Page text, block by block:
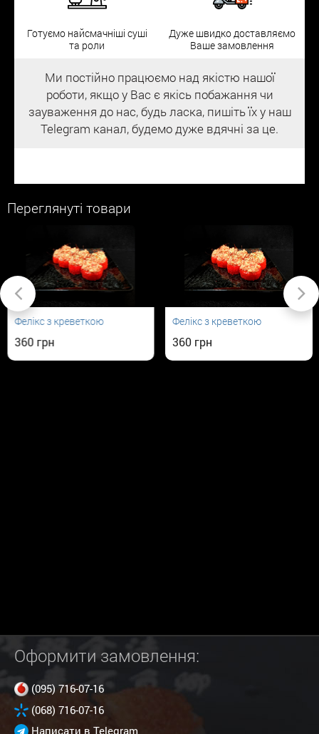
Готуємо найсмачніші суші
та роли
Дуже швидко доставляємо
Ваше замовлення
Ми постійно працюємо над якістю нашої
роботи, якщо у Вас є якісь побажання чи
зауваження до нас, будь ласка, пишіть їх у наш
Telegram канал, будемо дуже вдячні за це.
Переглянуті товари
Фелікс з креветкою
360
Фелікс з креветкою
360
Оформити замовлення:
(095) 716-07-16
(068) 716-07-16
Написати в Telegram